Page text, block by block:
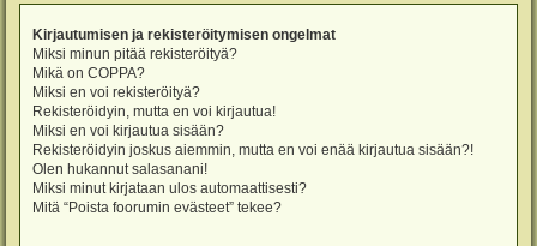
Kirjautumisen ja rekisteröitymisen ongelmat
Miksi minun pitää rekisteröityä?
Mikä on COPPA?
Miksi en voi rekisteröityä?
Rekisteröidyin, mutta en voi kirjautua!
Miksi en voi kirjautua sisään?
Rekisteröidyin joskus aiemmin, mutta en voi enää kirjautua sisään?!
Olen hukannut salasanani!
Miksi minut kirjataan ulos automaattisesti?
Mitä “Poista foorumin evästeet” tekee?